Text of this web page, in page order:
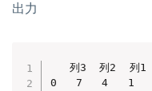
出力
   列3  列2  列1
0   7   4   1